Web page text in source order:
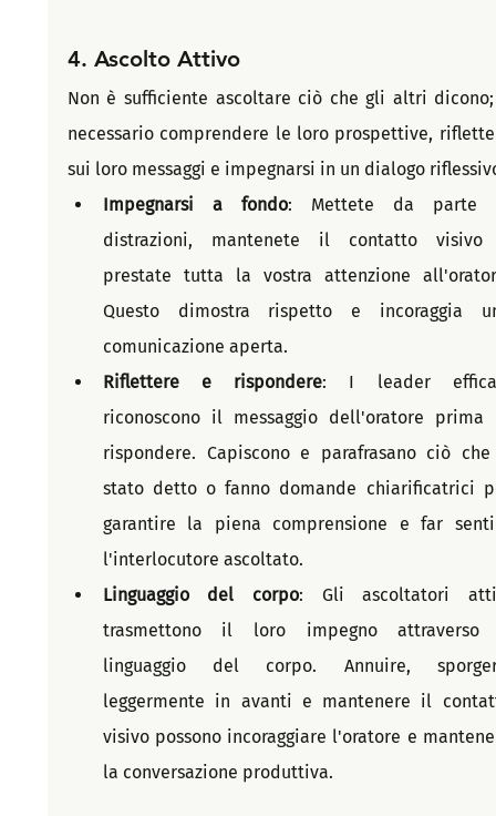
4. Ascolto Attivo
Non è sufficiente ascoltare ciò che gli altri
necessario comprendere le loro prospettive,
sui loro messaggi e impegnarsi in un dialogo
Impegnarsi a fondo: Mettete da parte
distrazioni, mantenete il contatto visivo
prestate tutta la vostra attenzione
Questo dimostra rispetto e incoraggia
comunicazione aperta.
Riflettere e rispondere: I leader
riconoscono il messaggio dell'oratore prima
rispondere. Capiscono e parafrasano ciò
stato detto o fanno domande chiarificatrici
garantire la piena comprensione e far
l'interlocutore ascoltato.
Linguaggio del corpo: Gli ascoltatori
trasmettono il loro impegno
linguaggio del corpo. Annuire,
leggermente in avanti e mantenere il
visivo possono incoraggiare l'oratore e
la conversazione produttiva.